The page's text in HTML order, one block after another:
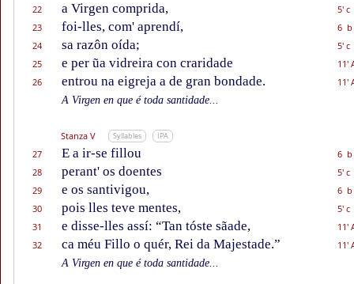
22
a Virgen comprida,
5' c
23
foi-lles, com' aprendí,
6 b
24
sa razôn oída;
5' c
25
e per ũa vidreira con craridade
11'
26
entrou na eigreja a de gran bondade.
11'
A Virgen en que é toda santidade...
Stanza V Syllables IPA
27 E a ir-se fillou
6 b
28
perant' os doentes
5' c
29
e os santivigou,
6 b
30
pois lles teve mentes,
5' c
31
e disse-lles assí: “Tan tóste sãade,
11'
32
ca méu Fillo o quér, Rei da Majestade.”
11'
A Virgen en que é toda santidade...